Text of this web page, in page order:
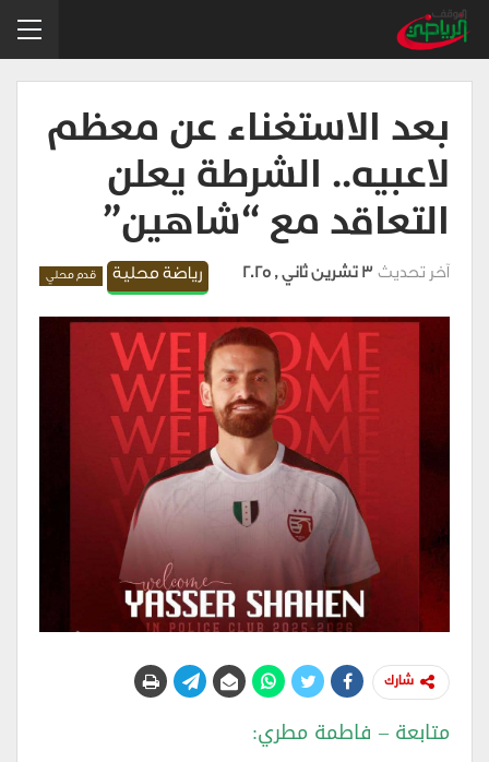
بعد الاستغناء عن معظم
لاعبيه.. الشرطة يعلن
التعاقد مع “شاهين”
رياضة محلية قدم محلي آخر تحديث3 تشرين ثاني , 2025
شارك
متابعة – فاطمة مطري: